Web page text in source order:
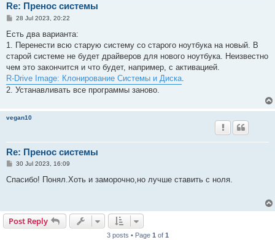
Re: Пренос системы
P
s
28 Jul 2023, 20:22
Есть два варианта:
1. Перенести всю старую систему со старого ноутбука на новый. В
старой системе не будет драйверов для нового ноутбука. Неизвестно
чем это закончится и что будет, например, с активацией.
R-Drive Image: Клонирование Системы и Диска
2. Устанавливать все программы заново.
vegan10
Re: Пренос системы
P
s
30 Jul 2023, 16:09
Спасибо! Понял.Хоть и заморочно,но лучше ставить с ноля.
Post Reply
3 posts • Page 1 of 1